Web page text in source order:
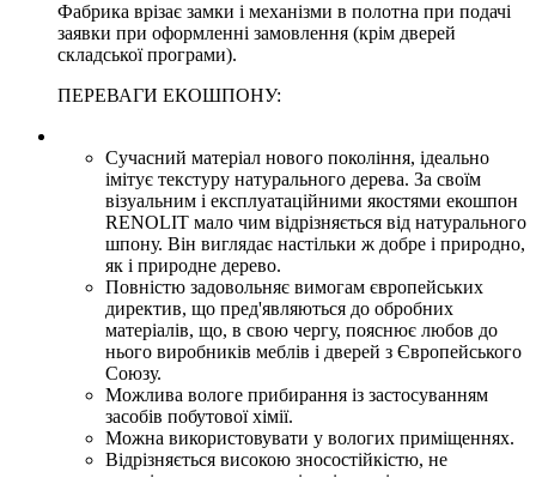
Фабрика врізає замки і механізми в полотна при подачі
заявки при оформленні замовлення (крім дверей
складської програми).
ПЕРЕВАГИ ЕКОШПОНУ:
Сучасний матеріал нового покоління, ідеально
імітує текстуру натурального дерева. За своїм
візуальним і експлуатаційними якостями екошпон
RENOLIT мало чим відрізняється від натурального
шпону. Він виглядає настільки ж добре і природно,
як і природне дерево.
Повністю задовольняє вимогам європейських
директив, що пред'являються до обробних
матеріалів, що, в свою чергу, пояснює любов до
нього виробників меблів і дверей з Європейського
Союзу.
Можлива вологе прибирання із застосуванням
засобів побутової хімії.
Можна використовувати у вологих приміщеннях.
Відрізняється високою зносостійкістю, не